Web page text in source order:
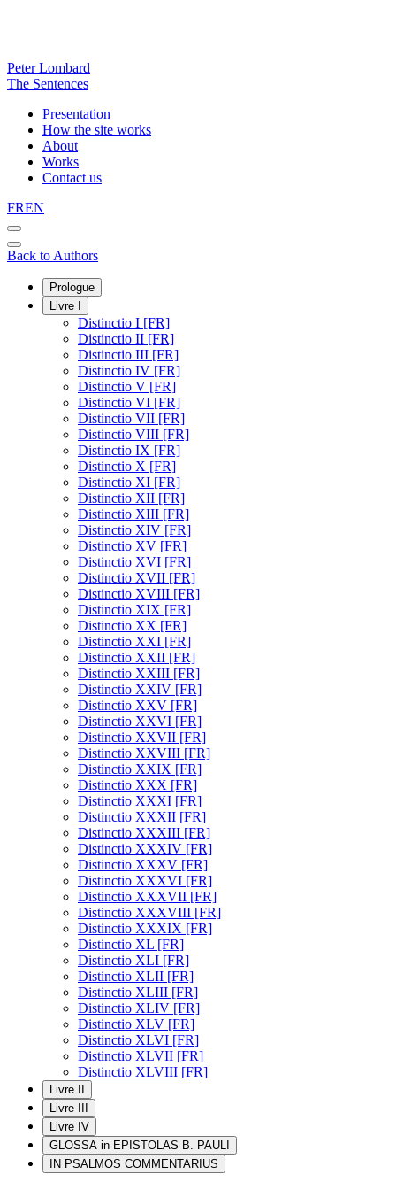
Peter Lombard
The Sentences
Presentation
How the site works
About
Works
Contact us
FREN
Back to Authors
Prologue
Livre I
Distinctio I [FR]
Distinctio II [FR]
Distinctio III [FR]
Distinctio IV [FR]
Distinctio V [FR]
Distinctio VI [FR]
Distinctio VII [FR]
Distinctio VIII [FR]
Distinctio IX [FR]
Distinctio X [FR]
Distinctio XI [FR]
Distinctio XII [FR]
Distinctio XIII [FR]
Distinctio XIV [FR]
Distinctio XV [FR]
Distinctio XVI [FR]
Distinctio XVII [FR]
Distinctio XVIII [FR]
Distinctio XIX [FR]
Distinctio XX [FR]
Distinctio XXI [FR]
Distinctio XXII [FR]
Distinctio XXIII [FR]
Distinctio XXIV [FR]
Distinctio XXV [FR]
Distinctio XXVI [FR]
Distinctio XXVII [FR]
Distinctio XXVIII [FR]
Distinctio XXIX [FR]
Distinctio XXX [FR]
Distinctio XXXI [FR]
Distinctio XXXII [FR]
Distinctio XXXIII [FR]
Distinctio XXXIV [FR]
Distinctio XXXV [FR]
Distinctio XXXVI [FR]
Distinctio XXXVII [FR]
Distinctio XXXVIII [FR]
Distinctio XXXIX [FR]
Distinctio XL [FR]
Distinctio XLI [FR]
Distinctio XLII [FR]
Distinctio XLIII [FR]
Distinctio XLIV [FR]
Distinctio XLV [FR]
Distinctio XLVI [FR]
Distinctio XLVII [FR]
Distinctio XLVIII [FR]
Livre II
Livre III
Livre IV
GLOSSA in EPISTOLAS B. PAULI
IN PSALMOS COMMENTARIUS